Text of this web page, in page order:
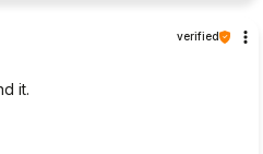
verified
it.